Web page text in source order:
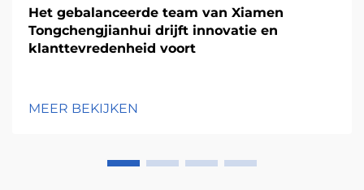
Het gebalanceerde team van Xiamen
Tongchengjianhui drijft innovatie en
klanttevredenheid voort
MEER BEKIJKEN